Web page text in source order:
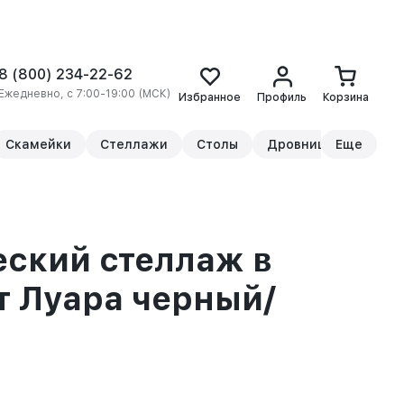
(800) 234-22-62
с 7:00-19:00 (МСК) Избранное Профиль Корзина
Скамейки Стеллажи Столы Дровницы Еще
стеллаж в
Луара черный/